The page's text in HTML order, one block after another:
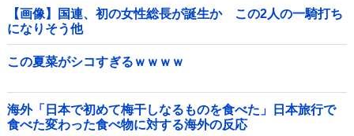
【画像】国連、初の女性総長が誕生か この2人の一騎打ち
になりそう他
この夏菜がシコすぎるｗｗｗｗ
海外「日本で初めて梅干しなるものを食べた」日本旅行で
食べた変わった食べ物に対する海外の反応